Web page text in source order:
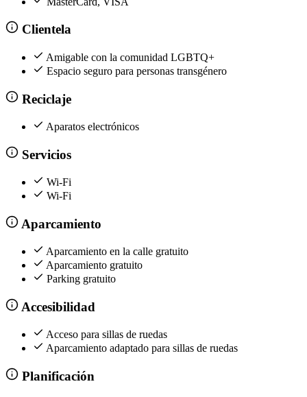
Clientela
Amigable con la comunidad LGBTQ+
Espacio seguro para personas transgénero
Reciclaje
Aparatos electrónicos
Servicios
Wi-Fi
Wi-Fi
Aparcamiento
Aparcamiento en la calle gratuito
Aparcamiento gratuito
Parking gratuito
Accesibilidad
Acceso para sillas de ruedas
Aparcamiento adaptado para sillas de ruedas
Planificación